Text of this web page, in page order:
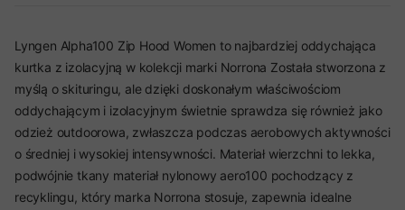
Lyngen Alpha100 Zip Hood Women to najbardziej oddychająca
kurtka z izolacyjną w kolekcji marki Norrona Została stworzona z
myślą o skituringu, ale dzięki doskonałym właściwościom
oddychającym i izolacyjnym świetnie sprawdza się również jako
odzież outdoorowa, zwłaszcza podczas aerobowych aktywności
o średniej i wysokiej intensywności. Materiał wierzchni to lekka,
podwójnie tkany materiał nylonowy aero100 pochodzący z
recyklingu, który marka Norrona stosuje, zapewnia idealne